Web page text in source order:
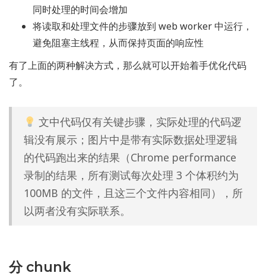
同时处理的时间会增加
将读取和处理文件的步骤放到 web worker 中运行，
避免阻塞主线程，从而保持页面的响应性
有了上面的两种解决方式，那么就可以开始着手优化代码
了。
文中代码仅有关键步骤，实际处理的代码逻
辑没有展示；图片中是带有实际数据处理逻辑
的代码跑出来的结果（Chrome performance
录制的结果，所有测试每次处理 3 个体积约为
100MB 的文件，且这三个文件内容相同），所
以两者没有实际联系。
分 chunk